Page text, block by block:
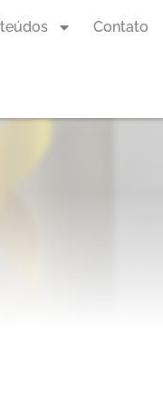
Contato